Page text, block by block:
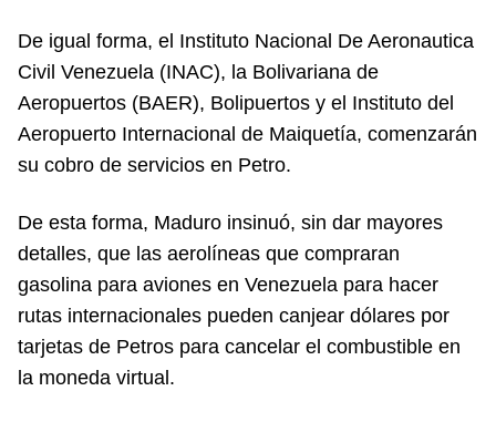
De igual forma, el Instituto Nacional De Aeronautica
Civil Venezuela (INAC), la Bolivariana de
Aeropuertos (BAER), Bolipuertos y el Instituto del
Aeropuerto Internacional de Maiquetía, comenzarán
su cobro de servicios en Petro.
De esta forma, Maduro insinuó, sin dar mayores
detalles, que las aerolíneas que compraran
gasolina para aviones en Venezuela para hacer
rutas internacionales pueden canjear dólares por
tarjetas de Petros para cancelar el combustible en
la moneda virtual.